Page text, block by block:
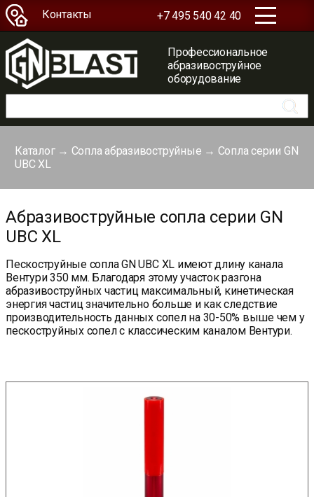
Контакты +7 495 540 42 40
Профессиональное
абразивоструйное
оборудование
Каталог→ Сопла абразивоструйные → Сопла серии GN
UBC XL
Абразивоструйные сопла серии GN
UBC XL
Пескоструйные сопла GN UBC XL имеют длину канала
Вентури 350 мм. Благодаря этому участок разгона
абразивоструйных частиц максимальный, кинетическая
энергия частиц значительно больше и как следствие
производительность данных сопел на 30-50% выше чем у
пескоструйных сопел с классическим каналом Вентури.